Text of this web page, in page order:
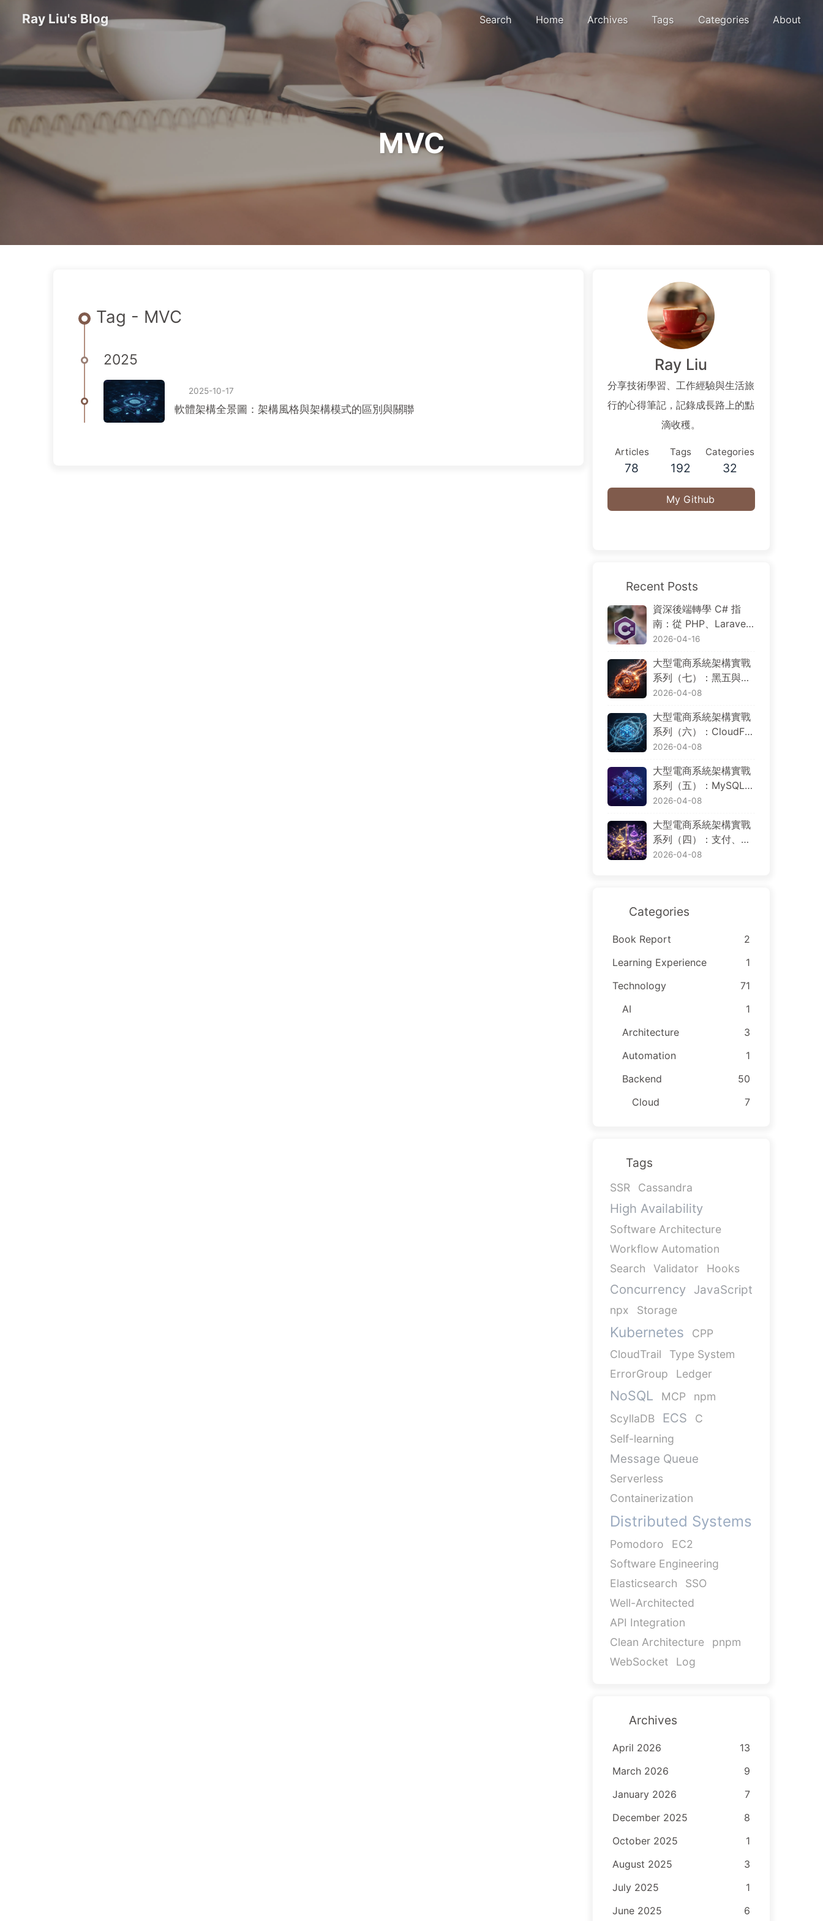
Ray Liu's Blog Search Home Archives Tags Categories About
MVC
Tag - MVC
2025
2025-10-17
軟體架構全景圖：架構風格與架構模式的區別與關聯
Ray Liu
分享技術學習、工作經驗與生活旅
行的心得筆記，記錄成長路上的點
滴收穫。
Articles
78
Tags
192
Categories
32
My Github
Recent Posts
資深後端轉學 C# 指
南：從 PHP、Larave
l、Go、Node.js 到 .NE
電商實戰
2026-04-16
大型電商系統架構實戰
系列（七）：黑五與大
促場景下的限流、降
成本控制
2026-04-08
大型電商系統架構實戰
系列（六）：CloudFro
nt、WAF、ALB、EK
gion，AWS 基礎設施
如何規劃
2026-04-08
大型電商系統架構實戰
系列（五）：MySQL、
PostgreSQL、Dynam
arch 與 S3，資料到底
該放哪裡
2026-04-08
大型電商系統架構實戰
系列（四）：支付、退
款、帳務、對帳與交易
2026-04-08
Categories
Book Report
2
Learning Experience
1
Technology
71
AI
1
Architecture
3
Automation
1
Backend
50
Cloud
7
Tags
SSR Cassandra
High Availability
Software Architecture
Workflow Automation
Search
Validator Hooks
Concurrency JavaScript
npx Storage
Kubernetes
CPP
CloudTrail
Type System
ErrorGroup
Ledger
NoSQL MCP
npm
ScyllaDB
ECS
C
Self-learning
Message Queue
Serverless
Containerization
Distributed Systems
Pomodoro
EC2
Software Engineering
Elasticsearch
SSO
Well-Architected
API Integration
Clean Architecture
pnpm
WebSocket
Log
Archives
April 2026
13
March 2026
9
January 2026
7
December 2025
8
October 2025
1
August 2025
3
July 2025
1
June 2025
6